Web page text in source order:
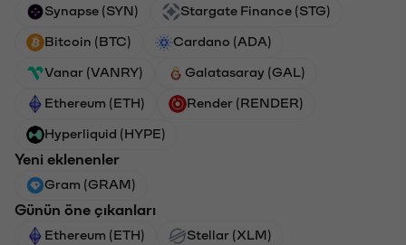
Synapse (SYN) Stargate Finance (STG)
Bitcoin (BTC) Cardano (ADA)
Vanar (VANRY) Galatasaray (GAL)
Ethereum (ETH) Render (RENDER)
Hyperliquid (HYPE)
Yeni eklenenler
Gram (GRAM)
Günün öne çıkanları
Ethereum (ETH) Stellar (XLM)